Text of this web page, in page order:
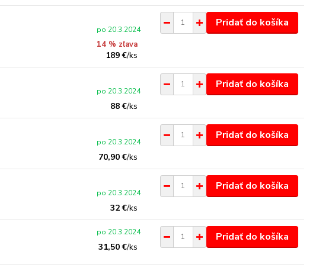
14 % zľava
189 €/ks
po 20.3.2024
Pridať do košíka
88 €/ks
po 20.3.2024
Pridať do košíka
70,90 €/ks
po 20.3.2024
Pridať do košíka
32 €/ks
po 20.3.2024
Pridať do košíka
31,50 €/ks
po 20.3.2024 Pridať do košíka